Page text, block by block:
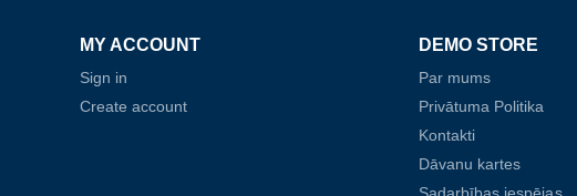
MY ACCOUNT
Sign in
Create account
DEMO STORE
Par mums
Privātuma Politika
Kontakti
Dāvanu kartes